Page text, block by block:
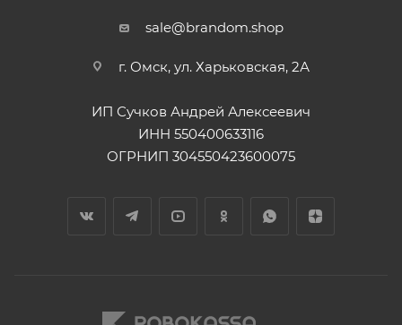
sale@brandom.shop
г. Омск, ул. Харьковская, 2А
ИП Сучков Андрей Алексеевич
ИНН 550400633116
ОГРНИП 304550423600075